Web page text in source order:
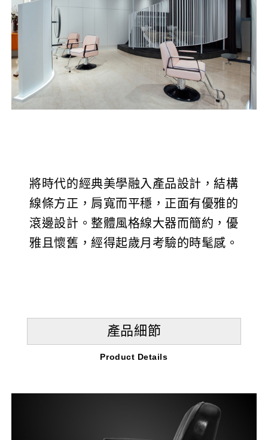
將時代的經典美學融入產品設計，結構
線條方正，肩寬而平穩，正面有優雅的
滾邊設計。整體風格線大器而簡約，優
雅且懷舊，經得起歲月考驗的時髦感。
產品細節
Product Details